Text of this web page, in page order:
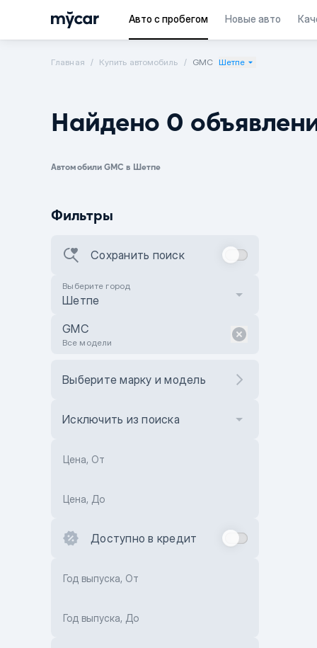
Авто с пробегом Новые авто
Главная Купить автомобиль GMC Шетпе
Найдено 0
Автомобили GMC в Шетпе
Фильтры
Сохранить поиск
Выберите город
Шетпе
GMC
Все модели
Выберите марку и модель
Исключить из поиска
Цена, От
Цена, До
Доступно в кредит
Год выпуска, От
Год выпуска, До